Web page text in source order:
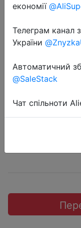
2020-03-02
Honor
128G
економії
Телеграм канал
України
Автоматичний
@SaleStack
Чат спільноти